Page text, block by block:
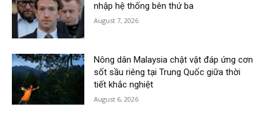
nhập hệ thống bên thứ ba
August 7, 2026
Nông dân Malaysia chật vật đáp ứng cơn
sốt sầu riêng tại Trung Quốc giữa thời
tiết khắc nghiệt
August 6, 2026